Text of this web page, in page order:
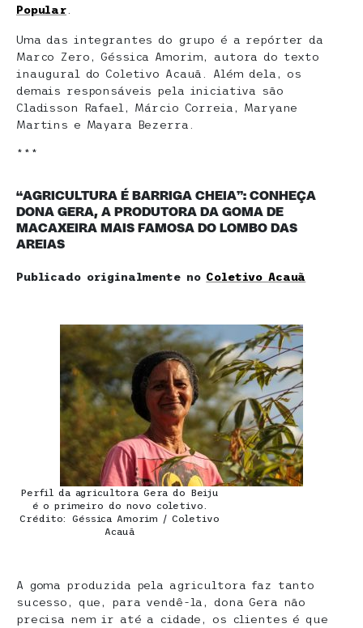
Popular
Uma das integrantes do grupo é a repórter da
Marco Zero, Géssica Amorim, autora do texto
inaugural do Coletivo Acauã. Além dela, os
demais responsáveis pela iniciativa são
Cladisson Rafael, Márcio Correia, Maryane
Martins e Mayara Bezerra.
***
“AGRICULTURA É BARRIGA CHEIA”: CONHEÇA
DONA GERA, A PRODUTORA DA GOMA DE
MACAXEIRA MAIS FAMOSA DO LOMBO DAS
AREIAS
Publicado originalmente no Coletivo Acauã
Perfil da agricultora Gera do Beiju
é o primeiro do novo coletivo.
Crédito: Géssica Amorim / Coletivo
Acauã
A goma produzida pela agricultora faz tanto
sucesso, que, para vendê-la, dona Gera não
precisa nem ir até a cidade, os clientes é que